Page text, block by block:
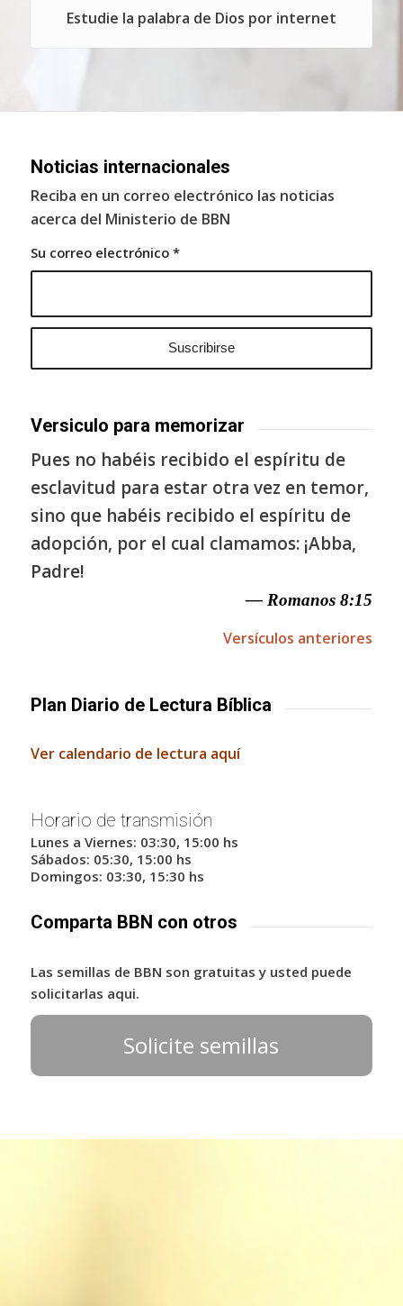
Estudie la palabra de Dios por internet
Noticias internacionales
Reciba en un correo electrónico las noticias
acerca del Ministerio de BBN
Su correo electrónico *
Versiculo para memorizar
Pues no habéis recibido el espíritu de
esclavitud para estar otra vez en temor,
sino que habéis recibido el espíritu de
adopción, por el cual clamamos: ¡Abba,
Padre!
— Romanos 8:15
Versículos anteriores
Plan Diario de Lectura Bíblica
Ver calendario de lectura aquí
Horario de transmisión
Lunes a Viernes: 03:30, 15:00 hs
Sábados: 05:30, 15:00 hs
Domingos: 03:30, 15:30 hs
Comparta BBN con otros
Las semillas de BBN son gratuitas y usted puede
solicitarlas aqui.
Solicite semillas